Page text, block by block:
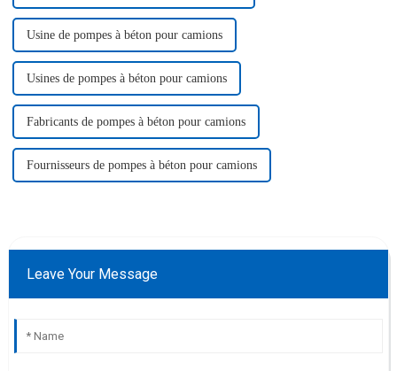
Usine de pompes à béton pour camions
Usines de pompes à béton pour camions
Fabricants de pompes à béton pour camions
Fournisseurs de pompes à béton pour camions
Leave Your Message